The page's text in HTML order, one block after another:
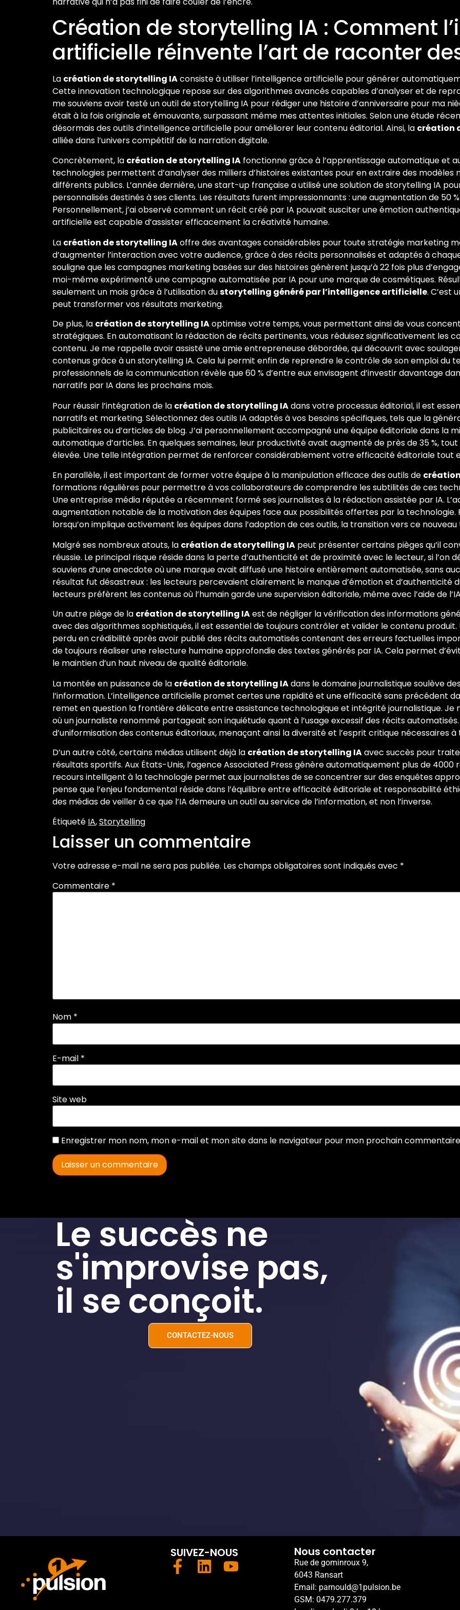
Création de storytelling IA : Comment
artificielle réinvente l’art de raconter
La création de storytelling IAconsiste à utiliser l’intelligence artificielle pour générer
Cette innovation technologique repose sur des algorithmes avancés capables d’analyser et de
me souviens avoir testé un outil de storytelling IA pour rédiger une histoire d’anniversaire pour ma
était à la fois originale et émouvante, surpassant même mes attentes initiales. Selon une étude
désormais des outils d’intelligence artificielle pour améliorer leur contenu éditorial. Ainsi, la création
alliée dans l’univers compétitif de la narration digitale.
Concrètement, la création de storytelling IA fonctionne grâce à l’apprentissage automatique et
technologies permettent d’analyser des milliers d’histoires existantes pour en extraire des
différents publics. L’année dernière, une start-up française a utilisé une solution de storytelling IA
personnalisés destinés à ses clients. Les résultats furent impressionnants : une augmentation de 50
Personnellement, j’ai observé comment un récit créé par IA pouvait susciter une émotion
artificielle est capable d’assister efficacement la créativité humaine.
La création de storytelling IAoffre des avantages considérables pour toute stratégie marketing
d’augmenter l’interaction avec votre audience, grâce à des récits personnalisés et adaptés à
souligne que les campagnes marketing basées sur des histoires génèrent jusqu’à 22 fois plus
moi-même expérimenté une campagne automatisée par IA pour une marque de cosmétiques.
seulement un mois grâce à l’utilisation dustorytelling généré par l’intelligence artificielle. C’est
peut transformer vos résultats marketing.
De plus, la création de storytelling IAoptimise votre temps, vous permettant ainsi de vous
stratégiques. En automatisant la rédaction de récits pertinents, vous réduisez significativement les
contenu. Je me rappelle avoir assisté une amie entrepreneuse débordée, qui découvrit avec
contenus grâce à un storytelling IA. Cela lui permit enfin de reprendre le contrôle de son emploi du
professionnels de la communication révèle que 60 % d’entre eux envisagent d’investir davantage
narratifs par IA dans les prochains mois.
Pour réussir l’intégration de la création de storytelling IAdans votre processus éditorial, il est
narratifs et marketing. Sélectionnez des outils IA adaptés à vos besoins spécifiques, tels que la
publicitaires ou d’articles de blog. J’ai personnellement accompagné une équipe éditoriale dans la
automatique d’articles. En quelques semaines, leur productivité avait augmenté de près de 35 %,
élevée. Une telle intégration permet de renforcer considérablement votre efficacité éditoriale tout
En parallèle, il est important de former votre équipe à la manipulation efficace des outils de
formations régulières pour permettre à vos collaborateurs de comprendre les subtilités de ces
Une entreprise média réputée a récemment formé ses journalistes à la rédaction assistée par IA.
augmentation notable de la motivation des équipes face aux possibilités offertes par la technologie.
lorsqu’on implique activement les équipes dans l’adoption de ces outils, la transition vers ce
Malgré ses nombreux atouts, la création de storytelling IA peut présenter certains pièges qu’il
réussie. Le principal risque réside dans la perte d’authenticité et de proximité avec le lecteur, si l’on
souviens d’une anecdote où une marque avait diffusé une histoire entièrement automatisée, sans
résultat fut désastreux : les lecteurs percevaient clairement le manque d’émotion et d’authenticité
lecteurs préfèrent les contenus où l’humain garde une supervision éditoriale, même avec l’aide de
Un autre piège de la création de storytelling IAest de négliger la vérification des informations
avec des algorithmes sophistiqués, il est essentiel de toujours contrôler et valider le contenu
perdu en crédibilité après avoir publié des récits automatisés contenant des erreurs factuelles
de toujours réaliser une relecture humaine approfondie des textes générés par IA. Cela permet
le maintien d’un haut niveau de qualité éditoriale.
La montée en puissance de la création de storytelling IAdans le domaine journalistique soulève
l’information. L’intelligence artificielle promet certes une rapidité et une efficacité sans précédent
remet en question la frontière délicate entre assistance technologique et intégrité journalistique.
où un journaliste renommé partageait son inquiétude quant à l’usage excessif des récits
d’uniformisation des contenus éditoriaux, menaçant ainsi la diversité et l’esprit critique nécessaires
D’un autre côté, certains médias utilisent déjà la création de storytelling IAavec succès pour
résultats sportifs. Aux États-Unis, l’agence Associated Press génère automatiquement plus de
recours intelligent à la technologie permet aux journalistes de se concentrer sur des enquêtes
pense que l’enjeu fondamental réside dans l’équilibre entre efficacité éditoriale et responsabilité
des médias de veiller à ce que l’IA demeure un outil au service de l’information, et non l’inverse.
Étiqueté IA,Storytelling
Laisser un commentaire
Votre adresse e-mail ne sera pas publiée. Les champs obligatoires sont indiqués avec *
Commentaire *
Nom *
E-mail *
Site web
Enregistrer mon nom, mon e-mail et mon site dans le navigateur pour mon prochain
Le succès ne
s'improvise pas,
il se conçoit.
CONTACTEZ-NOUS
SUIVEZ-NOUS Nous contacter
Rue de gominroux 9,
6043 Ransart
Email: parnould@1pulsion.be
GSM: 0479.277.379